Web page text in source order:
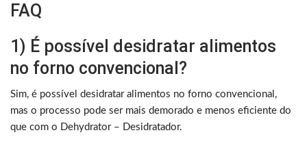
FAQ
1) É possível desidratar alimentos
no forno convencional?
Sim, é possível desidratar alimentos no forno convencional,
mas o processo pode ser mais demorado e menos eficiente do
que com o Dehydrator – Desidratador.